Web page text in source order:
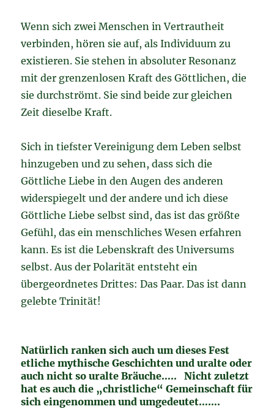
Wenn sich zwei Menschen in Vertrautheit
verbinden, hören sie auf, als Individuum zu
existieren. Sie stehen in absoluter Resonanz
mit der grenzenlosen Kraft des Göttlichen, die
sie durchströmt. Sie sind beide zur gleichen
Zeit dieselbe Kraft.
Sich in tiefster Vereinigung dem Leben selbst
hinzugeben und zu sehen, dass sich die
Göttliche Liebe in den Augen des anderen
widerspiegelt und der andere und ich diese
Göttliche Liebe selbst sind, das ist das größte
Gefühl, das ein menschliches Wesen erfahren
kann. Es ist die Lebenskraft des Universums
selbst. Aus der Polarität entsteht ein
übergeordnetes Drittes: Das Paar. Das ist dann
gelebte Trinität!
Natürlich ranken sich auch um dieses Fest
etliche mythische Geschichten und uralte oder
auch nicht so uralte Bräuche….. Nicht zuletzt
hat es auch die „christliche“ Gemeinschaft für
sich eingenommen und umgedeutet…….